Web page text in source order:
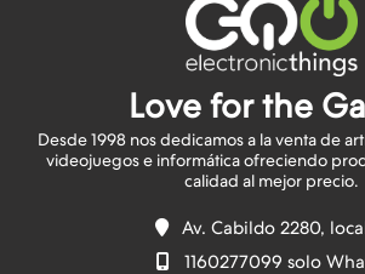
Love for the
Desde 1998 nos dedicamos a la venta de
videojuegos e informática ofreciendo
Av. Cabildo 2280,
1160277099 solo